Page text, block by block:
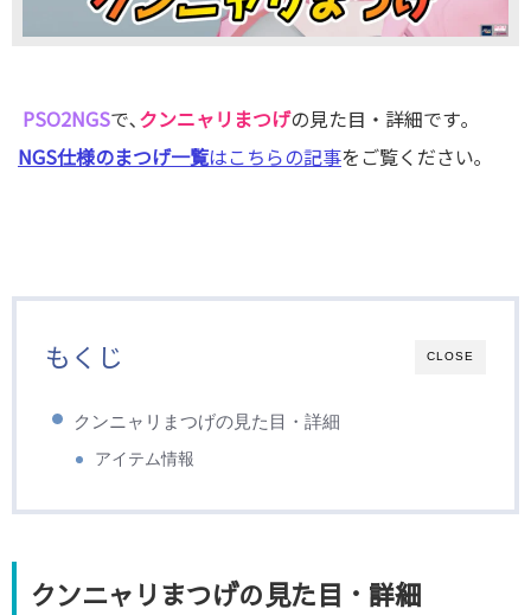
PSO2NGSで､クンニャリまつげの見た目・詳細です｡
NGS仕様のまつげ一覧はこちらの記事をご覧ください｡
CLOSE
もくじ
クンニャリまつげの見た目・詳細
アイテム情報
クンニャリまつげの見た目・詳細